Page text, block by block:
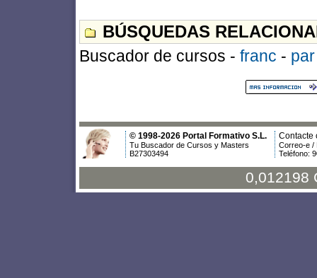
BÚSQUEDAS
Buscador de cursos - franc - par
© 1998-2026 Portal Formativo S.L.
Tu Buscador de Cursos y Masters
B27303494
Contacte
Correo-e /
Teléfono:
0,012198